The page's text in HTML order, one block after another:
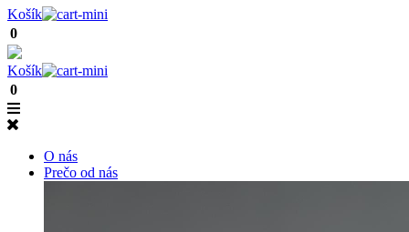
Košík
0
Košík
0
O nás
Prečo od nás